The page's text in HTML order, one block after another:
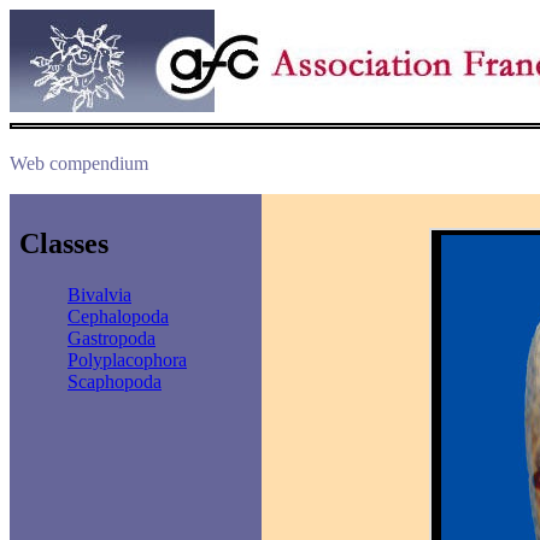
Web compendium
Classes
Bivalvia
Cephalopoda
Gastropoda
Polyplacophora
Scaphopoda